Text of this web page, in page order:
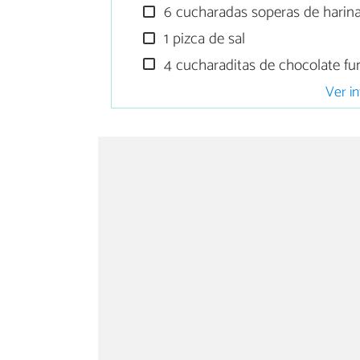
6 cucharadas soperas de
1 pizca de sal
4 cucharaditas de chocolate
Ver